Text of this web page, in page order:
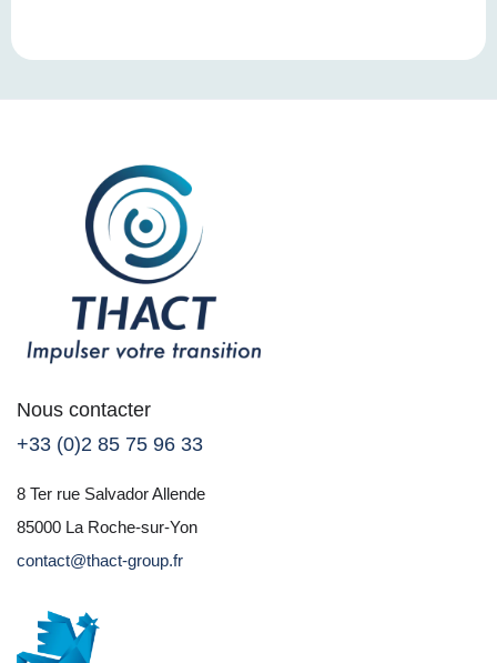
Nous contacter
+33 (0)2 85 75 96 33
8 Ter rue Salvador Allende
85000 La Roche-sur-Yon
contact@thact-group.fr